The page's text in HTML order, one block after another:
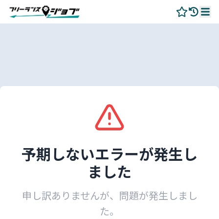
予期しないエラーが発生し
ました
申し訳ありませんが、問題が発生しまし
た。